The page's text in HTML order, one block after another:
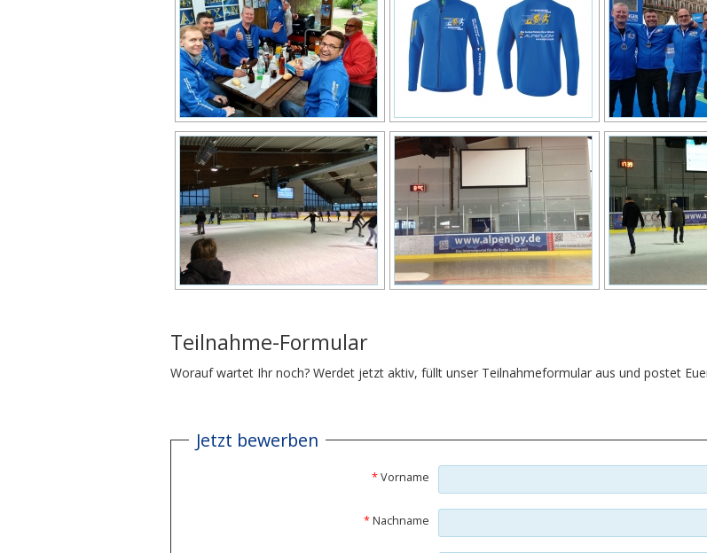
Teilnahme-Formular
Worauf wartet Ihr noch? Werdet jetzt aktiv, füllt unser Teilnahmeformular aus und postet
Jetzt bewerben
*Vorname
*Nachname